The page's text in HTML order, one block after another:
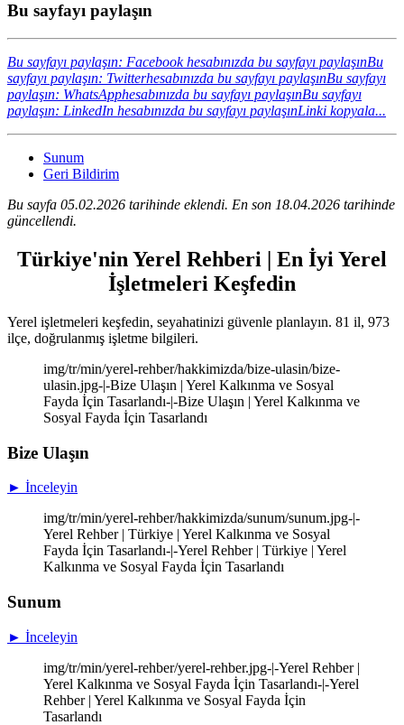
Bu sayfayı paylaşın
Bu sayfayı paylaşın: Facebook hesabınızda bu sayfayı paylaşınBu
sayfayı paylaşın: Twitterhesabınızda bu sayfayı paylaşınBu sayfayı
paylaşın: WhatsApphesabınızda bu sayfayı paylaşınBu sayfayı
paylaşın: LinkedIn hesabınızda bu sayfayı paylaşınLinki kopyala...
Sunum
Geri Bildirim
Bu sayfa 05.02.2026 tarihinde eklendi. En son 18.04.2026 tarihinde
güncellendi.
Türkiye'nin Yerel Rehberi | En İyi Yerel
İşletmeleri Keşfedin
Yerel işletmeleri keşfedin, seyahatinizi güvenle planlayın. 81 il, 973
ilçe, doğrulanmış işletme bilgileri.
img/tr/min/yerel-rehber/hakkimizda/bize-ulasin/bize-
ulasin.jpg-|-Bize Ulaşın | Yerel Kalkınma ve Sosyal
Fayda İçin Tasarlandı-|-Bize Ulaşın | Yerel Kalkınma ve
Sosyal Fayda İçin Tasarlandı
Bize Ulaşın
► İnceleyin
img/tr/min/yerel-rehber/hakkimizda/sunum/sunum.jpg-|-
Yerel Rehber | Türkiye | Yerel Kalkınma ve Sosyal
Fayda İçin Tasarlandı-|-Yerel Rehber | Türkiye | Yerel
Kalkınma ve Sosyal Fayda İçin Tasarlandı
Sunum
► İnceleyin
img/tr/min/yerel-rehber/yerel-rehber.jpg-|-Yerel Rehber |
Yerel Kalkınma ve Sosyal Fayda İçin Tasarlandı-|-Yerel
Rehber | Yerel Kalkınma ve Sosyal Fayda İçin
Tasarlandı